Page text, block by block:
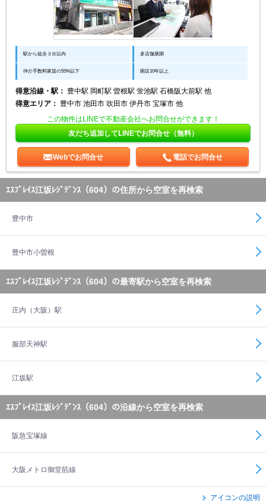
駅から徒歩３分以内 多店舗展開
仲介手数料家賃の55%以下 開店10年以上
得意沿線・駅：
豊中駅 岡町駅 曽根駅 蛍池駅 石橋阪大前駅 他
得意エリア：
豊中市 池田市 吹田市 伊丹市 宝塚市 他
この物件はLINEで不動産会社へお問合せができます！
友だち追加してLINEでお問合せ（無料）
Webでお問合せ 電話でお問合せ
ｴｽﾌﾟﾚｲｽ江坂ﾚｼﾞﾃﾞﾝｽ（604）の住所から空室を再検索
豊中市
豊中市小曽根
ｴｽﾌﾟﾚｲｽ江坂ﾚｼﾞﾃﾞﾝｽ（604）の最寄駅から空室を再検索
庄内（大阪）駅
服部天神駅
江坂駅
ｴｽﾌﾟﾚｲｽ江坂ﾚｼﾞﾃﾞﾝｽ（604）の沿線から空室を再検索
阪急宝塚線
大阪メトロ御堂筋線
アイコンの説明